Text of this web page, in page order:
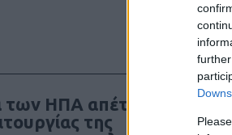
των ΗΠΑ απέτρεψε
της